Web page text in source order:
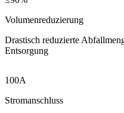
Volumenreduzierung
Drastisch reduzierte
Entsorgung
100A
Stromanschluss